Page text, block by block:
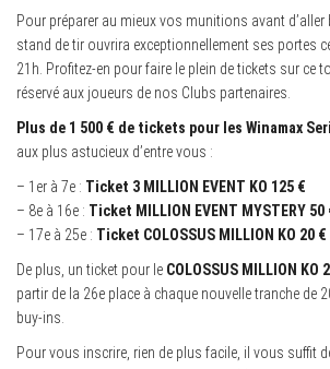
Pour préparer au mieux vos munitions avant
stand de tir ouvrira exceptionnellement ses portes
21h. Profitez-en pour faire le plein de tickets sur ce
réservé aux joueurs de nos Clubs partenaires.
Plus de 1 500 € de tickets pour les Winamax
aux plus astucieux d’entre vous :
– 1er à 7e : Ticket 3 MILLION EVENT KO 125 €
– 8e à 16e : Ticket MILLION EVENT MYSTERY 50
– 17e à 25e : Ticket COLOSSUS MILLION KO 20 €
De plus, un ticket pour le COLOSSUS MILLION KO
partir de la 26e place à chaque nouvelle tranche de
buy-ins.
Pour vous inscrire, rien de plus facile, il vous suffit